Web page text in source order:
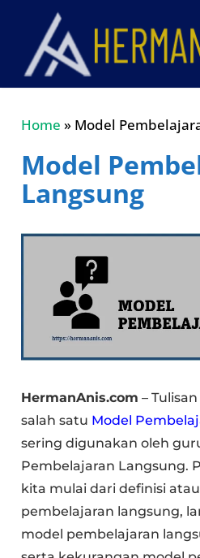
Home » Model
Model
Langsung
HermanAnis.com –
salah satu Model
sering digunakan oleh
Pembelajaran Langsung.
kita mulai dari definisi
pembelajaran langsung,
model pembelajaran